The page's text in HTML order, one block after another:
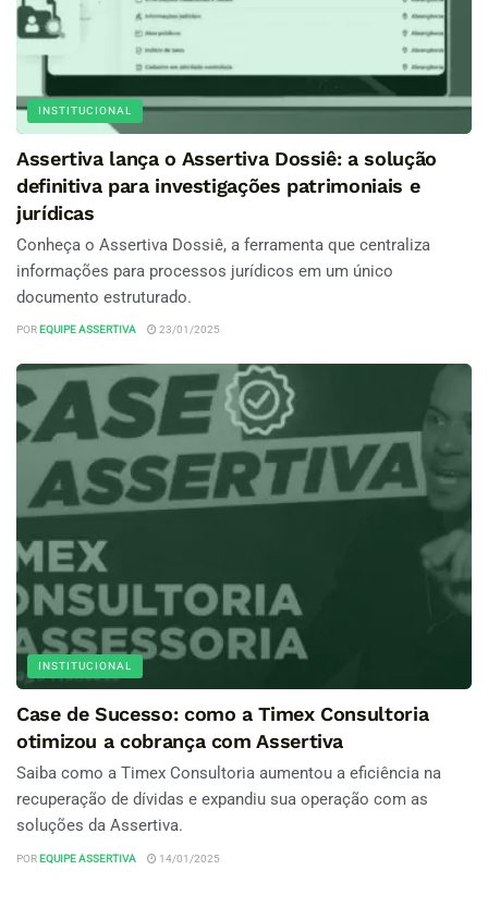
INSTITUCIONAL
Assertiva lança o Assertiva Dossiê: a solução
definitiva para investigações patrimoniais e
jurídicas
Conheça o Assertiva Dossiê, a ferramenta que centraliza
informações para processos jurídicos em um único
documento estruturado.
POR EQUIPE ASSERTIVA 23/01/2025
INSTITUCIONAL
Case de Sucesso: como a Timex Consultoria
otimizou a cobrança com Assertiva
Saiba como a Timex Consultoria aumentou a eficiência na
recuperação de dívidas e expandiu sua operação com as
soluções da Assertiva.
POR EQUIPE ASSERTIVA 14/01/2025